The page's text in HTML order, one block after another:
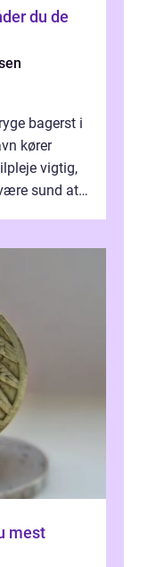
bagerst i
kører
vigtig,
sund at